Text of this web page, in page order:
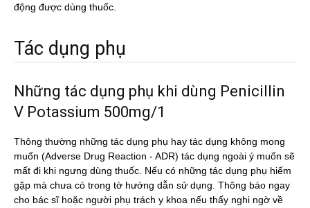
động được dùng thuốc.
Tác dụng phụ
Những tác dụng phụ khi dùng Penicillin
V Potassium 500mg/1
Thông thường những tác dụng phụ hay tác dụng không mong
muốn (Adverse Drug Reaction - ADR) tác dụng ngoài ý muốn sẽ
mất đi khi ngưng dùng thuốc. Nếu có những tác dụng phụ hiếm
gặp mà chưa có trong tờ hướng dẫn sử dụng. Thông báo ngay
cho bác sĩ hoặc người phụ trách y khoa nếu thấy nghi ngờ về